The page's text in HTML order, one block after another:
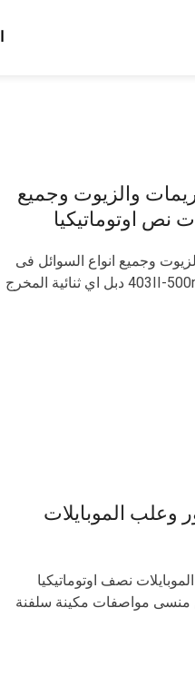
والزيوت وجميع
نص اوتوماتيكيا
وجميع انواع السوائل فى
زجاجات نص اوتوماتيكيا موديل 403II-500ml دبل اي ثنائية المخرج
وعلب الموبايلات
نصف اوتوماتيكيا
مهندس منسى مواصفات مكينة سلفنة